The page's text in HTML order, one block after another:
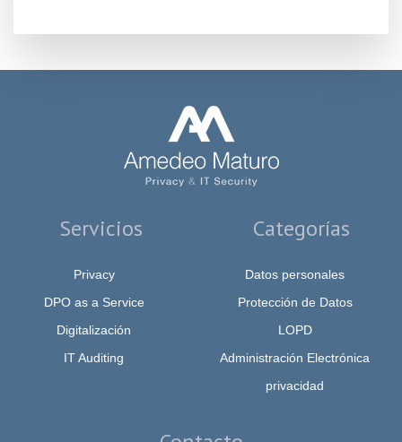
Servicios
Privacy
DPO as a Service
Digitalización
IT Auditing
Categorías
Datos personales
Protección de Datos
LOPD
Administración Electrónica
privacidad